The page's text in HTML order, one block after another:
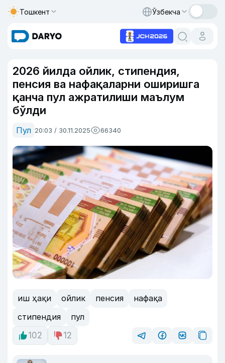
Тошкент Ўзбекча
2026 йилда ойлик, стипендия,
пенсия ва нафақаларни оширишга
қанча пул ажратилиши маълум
бўлди
Пул 20:03 / 30.11.2025 66340
иш ҳақи ойлик пенсия
нафақа
стипендия
пул
102
12